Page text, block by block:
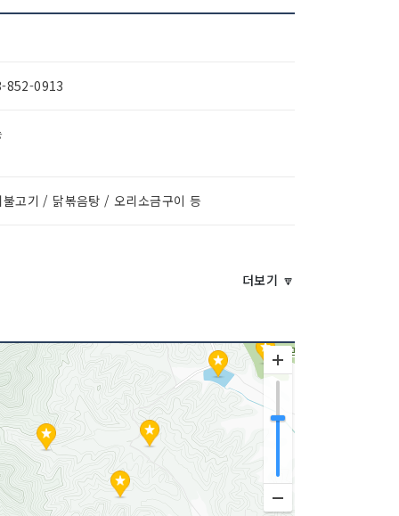
852-0913
불고기 / 닭볶음탕 / 오리소금구이 등
더보기 🔽